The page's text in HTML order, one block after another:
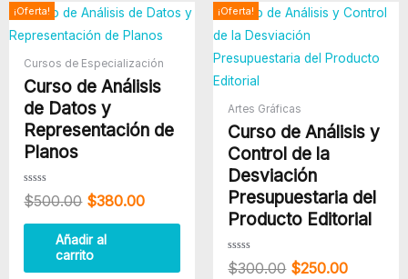
¡Oferta!
Cursos de Especialización
Curso de Análisis
de Datos y
Representación de
Planos
Valorado
con
de
$500.00
El
precio
era:
$500.00.
$380.00
El
precio
es:
$380.00.
Añadir al
carrito
¡Oferta!
Artes Gráficas
Curso de Análisis y
Control de la
Desviación
Presupuestaria del
Producto Editorial
Valorado
con
$300.00
El
precio
era:
$250.00
El
es: